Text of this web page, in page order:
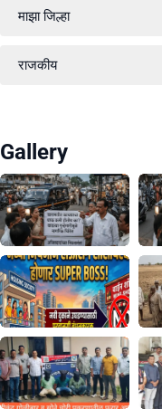
माझा जिल्हा
राजकीय
Gallery